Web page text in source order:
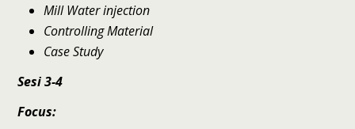
Mill Water injection
Controlling Material
Case Study
Sesi 3-4
Focus: